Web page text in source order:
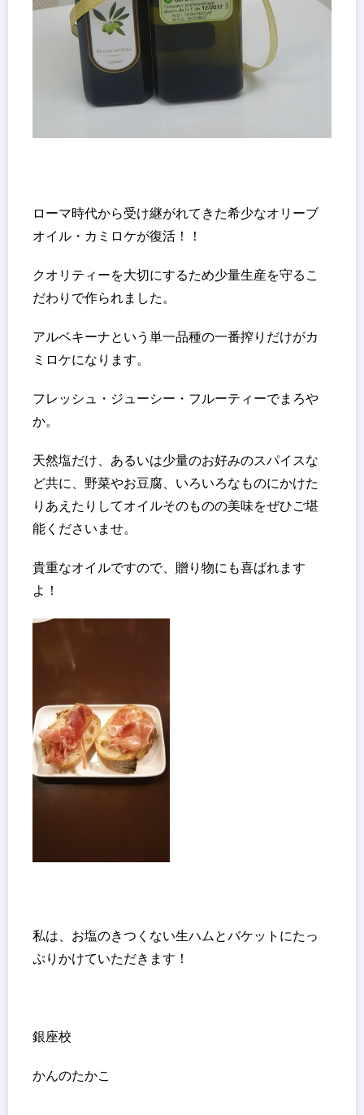
ローマ時代から受け継がれてきた希少なオリーブ
オイル・カミロケが復活！！
クオリティーを大切にするため少量生産を守るこ
だわりで作られました。
アルベキーナという単一品種の一番搾りだけがカ
ミロケになります。
フレッシュ・ジューシー・フルーティーでまろや
か。
天然塩だけ、あるいは少量のお好みのスパイスな
ど共に、野菜やお豆腐、いろいろなものにかけた
りあえたりしてオイルそのものの美味をぜひご堪
能くださいませ。
貴重なオイルですので、贈り物にも喜ばれます
よ！
私は、お塩のきつくない生ハムとバケットにたっ
ぷりかけていただきます！
銀座校
かんのたかこ